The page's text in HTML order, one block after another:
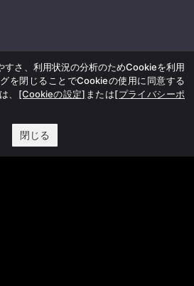
すさ、利用状況の分析のためCookieを利用
を閉じることでCookieの使用に同意する
、 [Cookieの設定] または[プライバシーポ
閉じる